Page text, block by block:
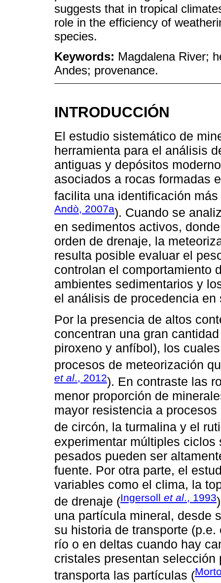
suggests that in tropical
role in the efficiency of
species.
Keywords: Magdalena River;
Andes; provenance.
INTRODUCCIÓN
El estudio sistemático de
herramienta para el análisis
antiguas y depósitos
asociados a rocas formadas
facilita una identificación
Andò, 2007a). Cuando se
en sedimentos activos,
orden de drenaje, la
resulta posible evaluar el
controlan el comportamiento
ambientes sedimentarios y
el análisis de procedencia
Por la presencia de altos
concentran una gran
piroxeno y anfíbol), los
procesos de meteorización
et al., 2012). En contraste las
menor proporción de
mayor resistencia a
de circón, la turmalina y el
experimentar múltiples
pesados pueden ser
fuente. Por otra parte, el
variables como el clima, la
de drenaje (Ingersoll et al., 1993
una partícula mineral, desde
su historia de transporte
río o en deltas cuando hay
cristales presentan
transporta las partículas (